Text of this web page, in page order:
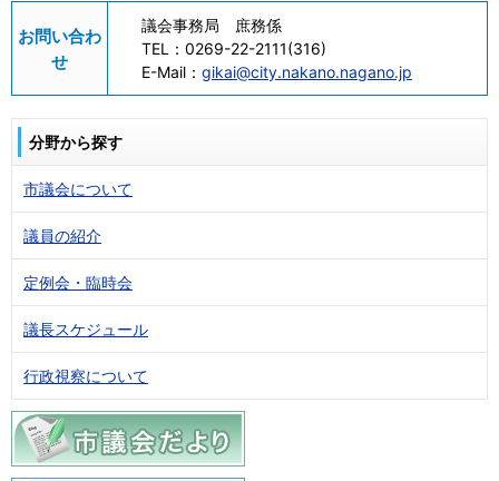
お問い合わ
せ
議会事務局 庶務係
TEL： 0269-22-2111(316)
E-Mail： gikai@city.nakano.nagano.jp
分野から探す
市議会について
議員の紹介
定例会・臨時会
議長スケジュール
行政視察について